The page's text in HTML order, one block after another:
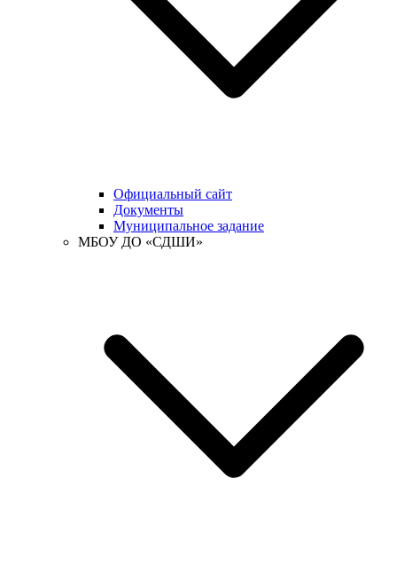
Официальный сайт
Документы
Муниципальное задание
МБОУ ДО «СДШИ»